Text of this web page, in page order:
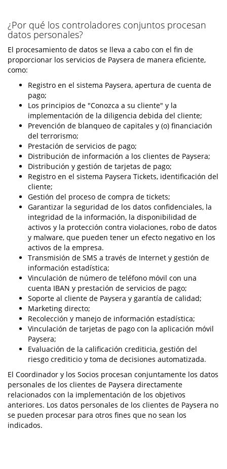
¿Por qué los controladores conjuntos procesan
datos personales?
El procesamiento de datos se lleva a cabo con el fin de
proporcionar los servicios de Paysera de manera eficiente,
como:
Registro en el sistema Paysera, apertura de cuenta de
pago;
Los principios de "Conozca a su cliente" y la
implementación de la diligencia debida del cliente;
Prevención de blanqueo de capitales y (o) financiación
del terrorismo;
Prestación de servicios de pago;
Distribución de información a los clientes de Paysera;
Distribución y gestión de tarjetas de pago;
Registro en el sistema Paysera Tickets, identificación del
cliente;
Gestión del proceso de compra de tickets;
Garantizar la seguridad de los datos confidenciales, la
integridad de la información, la disponibilidad de
activos y la protección contra violaciones, robo de datos
y malware, que pueden tener un efecto negativo en los
activos de la empresa.
Transmisión de SMS a través de Internet y gestión de
información estadística;
Vinculación de número de teléfono móvil con una
cuenta IBAN y prestación de servicios de pago;
Soporte al cliente de Paysera y garantía de calidad;
Marketing directo;
Recolección y manejo de información estadística;
Vinculación de tarjetas de pago con la aplicación móvil
Paysera;
Evaluación de la calificación crediticia, gestión del
riesgo crediticio y toma de decisiones automatizada.
El Coordinador y los Socios procesan conjuntamente los datos
personales de los clientes de Paysera directamente
relacionados con la implementación de los objetivos
anteriores. Los datos personales de los clientes de Paysera no
se pueden procesar para otros fines que no sean los
indicados.